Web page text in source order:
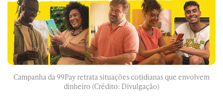
Campanha da 99Pay retrata situações cotidianas que envolvem
dinheiro (Crédito: Divulgação)